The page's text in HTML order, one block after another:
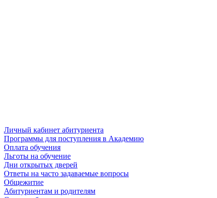
Личный кабинет абитуриента
Программы для поступления в Академию
Оплата обучения
Льготы на обучение
Дни открытых дверей
Ответы на часто задаваемые вопросы
Общежитие
Абитуриентам и родителям